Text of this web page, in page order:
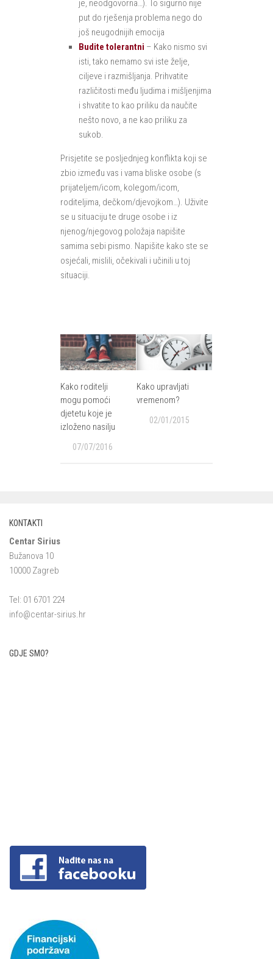
je, neodgovorna…). To sigurno nije
put do rješenja problema nego do
još neugodnijih emocija
Budite tolerantni – Kako nismo svi
isti, tako nemamo svi iste želje,
ciljeve i razmišljanja. Prihvatite
različitosti među ljudima i mišljenjima
i shvatite to kao priliku da naučite
nešto novo, a ne kao priliku za
sukob.
Prisjetite se posljednjeg konflikta koji se
zbio između vas i vama bliske osobe (s
prijateljem/icom, kolegom/icom,
roditeljima, dečkom/djevojkom…). Uživite
se u situaciju te druge osobe i iz
njenog/njegovog položaja napišite
samima sebi pismo. Napišite kako ste se
osjećali, mislili, očekivali i učinili u toj
situaciji.
Kako roditelji
mogu pomoći
djetetu koje je
izloženo nasilju
07/07/2016
Kako upravljati
vremenom?
02/01/2015
KONTAKTI
Centar Sirius
Bužanova 10
10000 Zagreb
Tel: 01 6701 224
info@centar-sirius.hr
GDJE SMO?